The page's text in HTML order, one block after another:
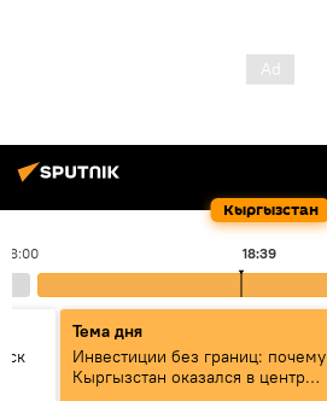
Кыргызстан
18:00 18:39
Тема дня
Инвестиции без границ: почему
Кыргызстан оказался в центре